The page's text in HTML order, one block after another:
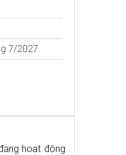
7/2027
hoạt động